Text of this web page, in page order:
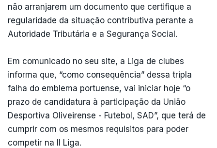
não arranjarem um documento que certifique a
regularidade da situação contributiva perante a
Autoridade Tributária e a Segurança Social.
Em comunicado no seu site, a Liga de clubes
informa que, “como consequência” dessa tripla
falha do emblema portuense, vai iniciar hoje “o
prazo de candidatura à participação da União
Desportiva Oliveirense - Futebol, SAD”, que terá de
cumprir com os mesmos requisitos para poder
competir na II Liga.